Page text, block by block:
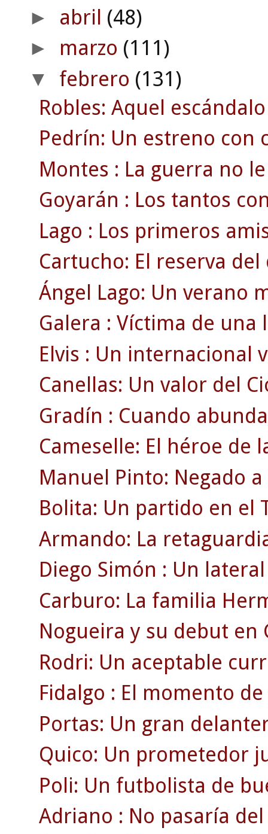
► abril (48)
► marzo (111)
▼ febrero (131)
Robles: Aquel
Pedrín: Un estreno con
Montes : La guerra no
Goyarán : Los tantos
Lago : Los primeros
Cartucho: El reserva
Ángel Lago: Un verano
Galera : Víctima de
Elvis : Un internacional
Canellas: Un valor del
Gradín : Cuando
Cameselle: El héroe de
Manuel Pinto: Negado
Bolita: Un partido en el
Armando: La
Diego Simón : Un
Carburo: La familia
Nogueira y su debut en
Rodri: Un aceptable
Fidalgo : El momento
Portas: Un gran
Quico: Un prometedor
Poli: Un futbolista de
Adriano : No pasaría